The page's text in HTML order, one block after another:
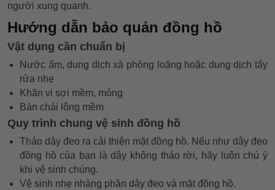
người xung quanh.
Hướng dẫn bảo quản đồng hồ
Vật dụng cần chuẩn bị
Nước ấm, dung dịch xà phòng loãng hoặc dung dịch tẩy
rửa nhẹ
Khăn vi sợi mềm, mỏng
Bàn chải lông mềm
Quy trình chung vệ sinh đồng hồ
Tháo dây đeo ra cải thiện mặt đồng hồ. Nếu như dây đeo
đồng hồ của bạn là dây không tháo rời, hãy luôn chú ý
khi vệ sinh chúng.
Vệ sinh nhẹ nhàng phần dây đeo và mặt đồng hồ.